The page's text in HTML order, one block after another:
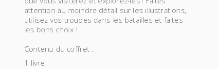
attention au moindre détail sur les illustrations,
utilisez vos troupes dans les batailles et faites
les bons choix !
Contenu du coffret :
1 livre